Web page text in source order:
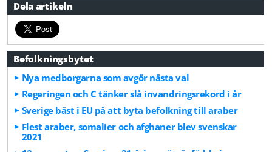
Dela artikeln
Befolkningsbytet
Nya medborgarna som avgör nästa val
Regeringen och C tänker slå invandringsrekord i år
Sverige bäst i EU på att byta befolkning till araber
Flest araber, somalier och afghaner blev svenskar
2021